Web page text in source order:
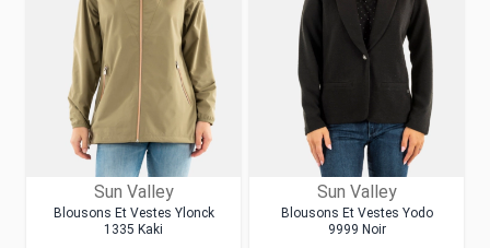
Sun Valley
Blousons Et Vestes Ylonck
1335 Kaki
Sun Valley
Blousons Et Vestes Yodo
9999 Noir